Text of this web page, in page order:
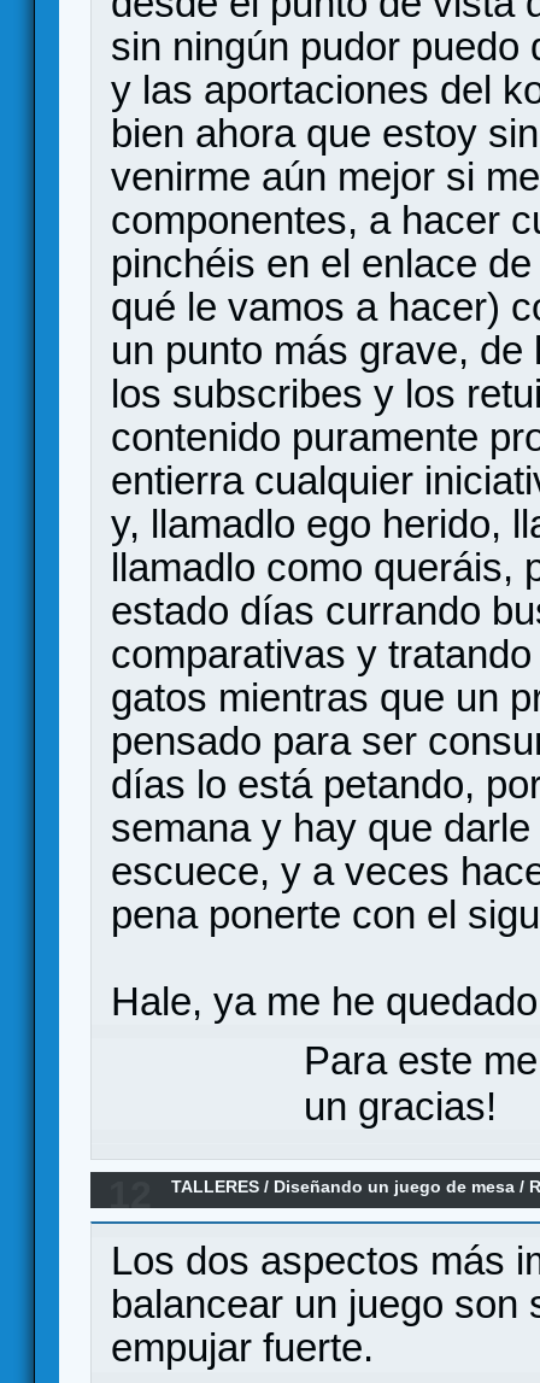
sin ningún pudor puedo
y las aportaciones del
bien ahora que estoy
venirme aún mejor si
componentes, a hacer
pinchéis en el enlace
qué le vamos a hacer)
un punto más grave,
los subscribes y los
contenido puramente
entierra cualquier
y, llamadlo ego herido,
llamadlo como queráis,
estado días currando
comparativas y
gatos mientras que un
pensado para ser
días lo está petando,
semana y hay que
escuece, y a veces
pena ponerte con el
Hale, ya me he
Para este
un gracias!
TALLERES / Diseñando un juego de mesa /
Los dos aspectos más
balancear un juego son
empujar fuerte.